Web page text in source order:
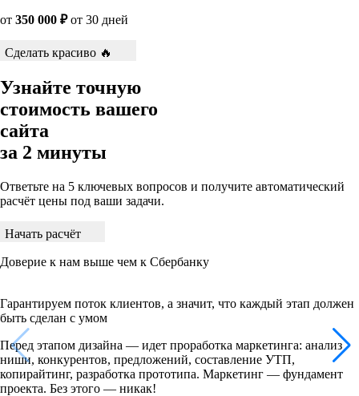
от 350 000 ₽от 30 дней
Сделать красиво 🔥
Узнайте точную
стоимость вашего
сайта
за 2 минуты
Ответьте на 5 ключевых вопросов и получите автоматический
расчёт цены под ваши задачи.
Начать расчёт
Доверие к нам выше чем к Сбербанку
Гарантируем поток клиентов, а значит, что каждый этап должен
быть сделан с умом
Перед этапом дизайна — идет проработка маркетинга: анализ
ниши, конкурентов, предложений, составление УТП,
копирайтинг, разработка прототипа. Маркетинг — фундамент
проекта. Без этого — никак!